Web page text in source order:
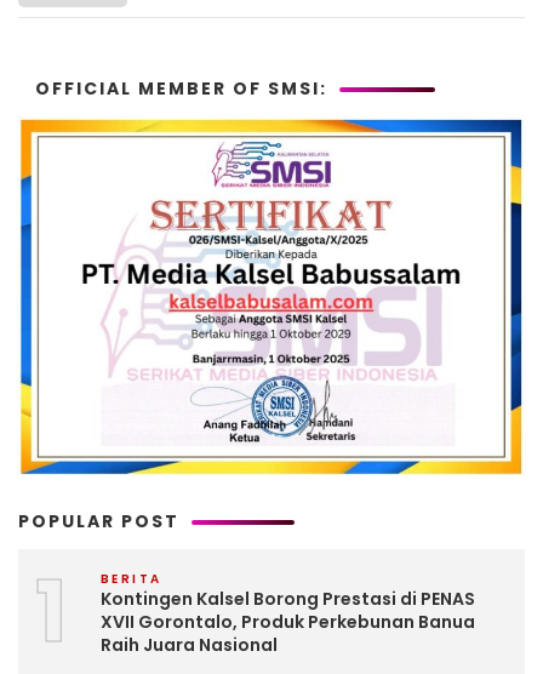
OFFICIAL MEMBER OF SMSI:
POPULAR POST
1 BERITA
Kontingen Kalsel Borong Prestasi di PENAS
XVII Gorontalo, Produk Perkebunan Banua
Raih Juara Nasional